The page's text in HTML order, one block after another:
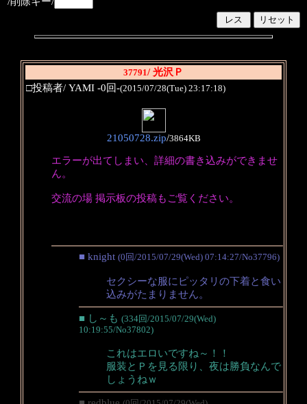
37791/ 光沢Ｐ
□投稿者/ YAMI -0回-(2015/07/28(Tue) 23:17:18)
21050728.zip/3864KB
エラーが出てしまい、詳細の書き込みができませ
ん。
交流の場 掲示板の投稿もご覧ください。
■ knight (0回/2015/07/29(Wed) 07:14:27/No37796)
セクシーな服にピッタリの下着と食い
込みがたまりません。
■ し～も (334回/2015/07/29(Wed)
10:19:55/No37802)
これはエロいですね～！！
服装とＰを見る限り、夜は勝負なんで
しょうねｗ